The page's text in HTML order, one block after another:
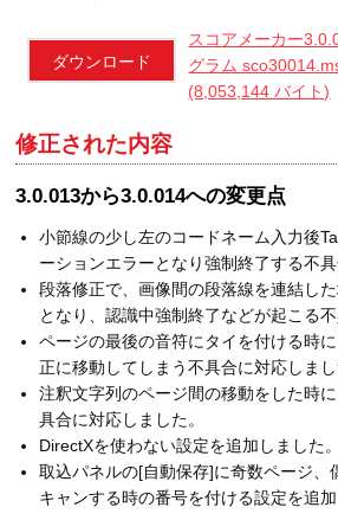
ダウンロード
スコアメーカー
グラム
(8,053,144 バイト)
修正された内容
3.0.013から3.0.014への変更点
小節線の少し左のコードネーム入力後
ーションエラーとなり強制終了する不具
段落修正で、画像間の段落線を連結し
となり、認識中強制終了などが起こる
ページの最後の音符にタイを付ける時
正に移動してしまう不具合に対応しまし
注釈文字列のページ間の移動をした時
具合に対応しました。
DirectXを使わない設定を追加しました。
取込パネルの[自動保存]に奇数ページ、
キャンする時の番号を付ける設定を追加